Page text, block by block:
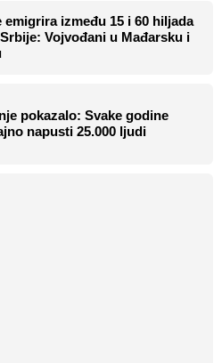
emigrira između 15 i 60 hiljada
Vojvođani u Mađarsku i
pokazalo: Svake godine
napusti 25.000 ljudi